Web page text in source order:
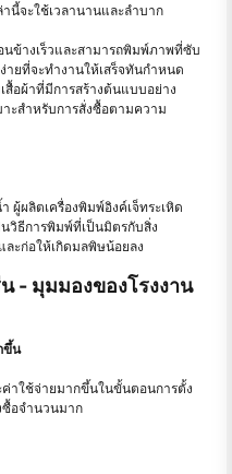
นี้จะใช้เวลานานและลําบาก
ข้างเร็วและสามารถพิมพ์ภาพที่ซับ
ายที่จะทำงานให้เสร็จทันกำหนด
สื้อผ้าที่มีการสร้างต้นแบบอย่าง
าะสำหรับการสั่งซื้อตามความ
ผู้ผลิตเครื่องพิมพ์อิงค์เจ็ทระเหิด
วิธีการพิมพ์ที่เป็นมิตรกับสิ่ง
ะก่อให้เกิดมลพิษน้อยลง
- มุมมองของโรงงาน
ขึ้น
ค่าใช้จ่ายมากขึ้นในขั้นตอนการตั้ง
ซื้อจำนวนมาก